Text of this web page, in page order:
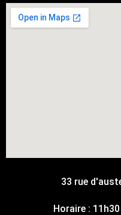
33 rue
Horaire :